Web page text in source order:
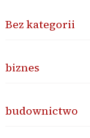
Bez kategorii
biznes
budownictwo